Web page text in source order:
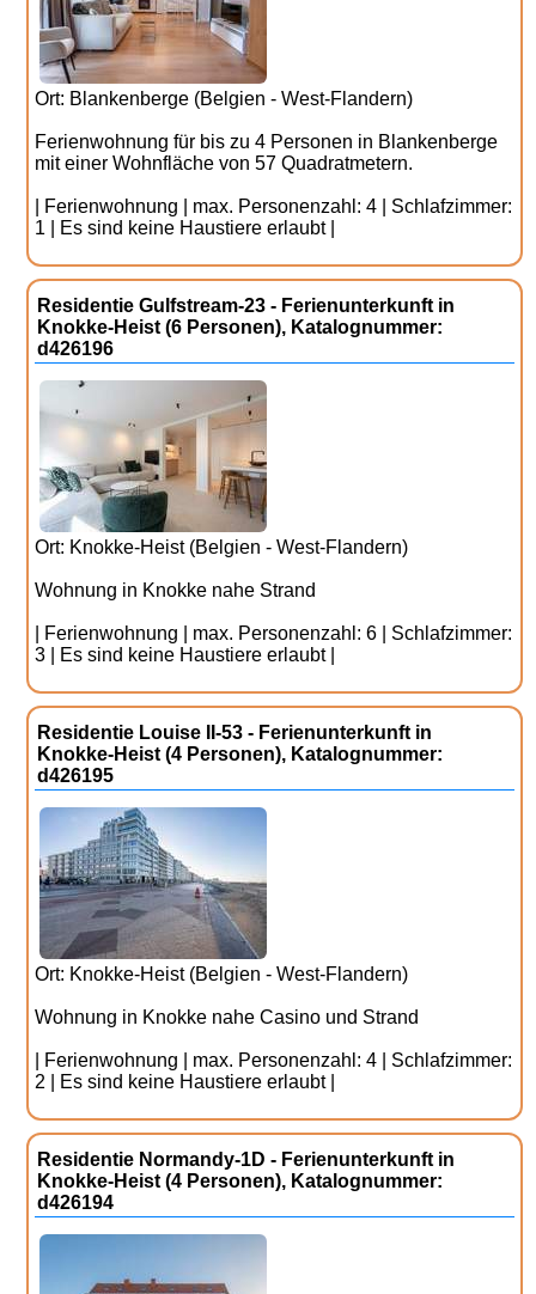
Ort: Blankenberge (Belgien - West-Flandern)
Ferienwohnung für bis zu 4 Personen in Blankenberge
mit einer Wohnfläche von 57 Quadratmetern.
| Ferienwohnung | max. Personenzahl: 4 | Schlafzimmer:
1 | Es sind keine Haustiere erlaubt |
Residentie Gulfstream-23 - Ferienunterkunft in
Knokke-Heist (6 Personen), Katalognummer:
d426196
Ort: Knokke-Heist (Belgien - West-Flandern)
Wohnung in Knokke nahe Strand
| Ferienwohnung | max. Personenzahl: 6 | Schlafzimmer:
3 | Es sind keine Haustiere erlaubt |
Residentie Louise II-53 - Ferienunterkunft in
Knokke-Heist (4 Personen), Katalognummer:
d426195
Ort: Knokke-Heist (Belgien - West-Flandern)
Wohnung in Knokke nahe Casino und Strand
| Ferienwohnung | max. Personenzahl: 4 | Schlafzimmer:
2 | Es sind keine Haustiere erlaubt |
Residentie Normandy-1D - Ferienunterkunft in
Knokke-Heist (4 Personen), Katalognummer:
d426194